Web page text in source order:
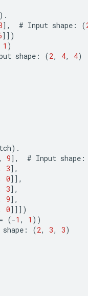
).
] , # Input shape : (
]] )
1 )
shape : (2, 4, 4)
).
, 9] , # Input shape :
3] ,
0]] ,
3] ,
9] ,
0]]] )
= (-1 , 1 ))
shape : (2, 3, 3)